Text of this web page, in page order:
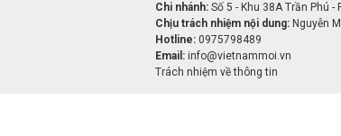
Chi nhánh: Số 5 - Khu 38A Trần Phú -
Chịu trách nhiệm nội dung: Nguyễn
Hotline: 0975798489
Email: info@vietnammoi.vn
Trách nhiệm về thông tin